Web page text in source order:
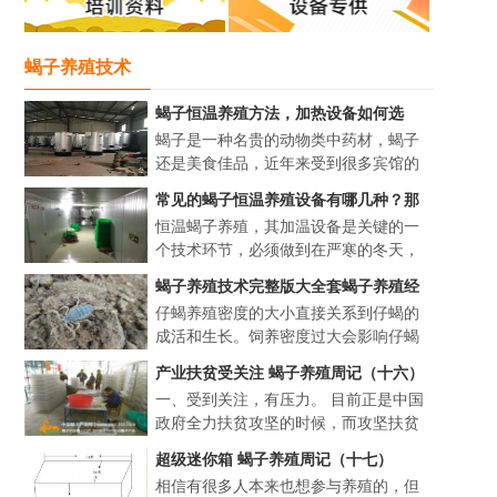
蝎子养殖技术
蝎子恒温养殖方法，加热设备如何选
择？
蝎子是一种名贵的动物类中药材，蝎子
还是美食佳品，近年来受到很多宾馆的
关注，提出了特色菜，更是街头小吃的
一种风味。随着野生蝎子的减少，人工
养殖蝎子开始新兴起来，但要...
常见的蝎子恒温养殖设备有哪几种？那
种加温方法最省成本？
恒温蝎子养殖，其加温设备是关键的一
个技术环节，必须做到在严寒的冬天，
随时都能把温度提高到 35 ℃ 以上。那么
常见的4种加温设施...
蝎子养殖技术完整版大全套蝎子养殖经
验方法总结
仔蝎养殖密度的大小直接关系到仔蝎的
成活和生长。饲养密度过大会影响仔蝎
的蜕皮和发育，过小则造成空间的浪
费。合理的饲养密度为每立方米投放2～
3龄蝎3000只，3～5龄蝎1500只，...
产业扶贫受关注 蝎子养殖周记（十六）
一、受到关注，有压力。 目前正是中国
政府全力扶贫攻坚的时候，而攻坚扶贫
最常见有效的就是产业帮扶，最容易引
起各级政府和各级领导关注的，就是一
个成功的种养项目能在当地落...
超级迷你箱 蝎子养殖周记（十七）
相信有很多人本来也想参与养殖的，但